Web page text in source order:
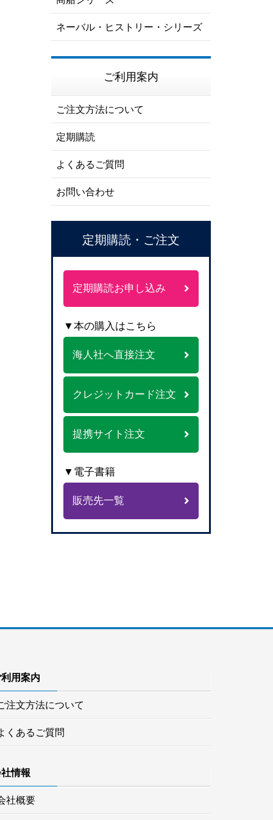
ネーバル・ヒストリー・シリーズ
ご利用案内
ご注文方法について
定期購読
よくあるご質問
お問い合わせ
定期購読・ご注文
定期購読お申し込み
▼本の購入はこちら
海人社へ直接注文
クレジットカード注文
提携サイト注文
▼電子書籍
販売先一覧
用案内
注文方法について
くあるご質問
情報
社概要